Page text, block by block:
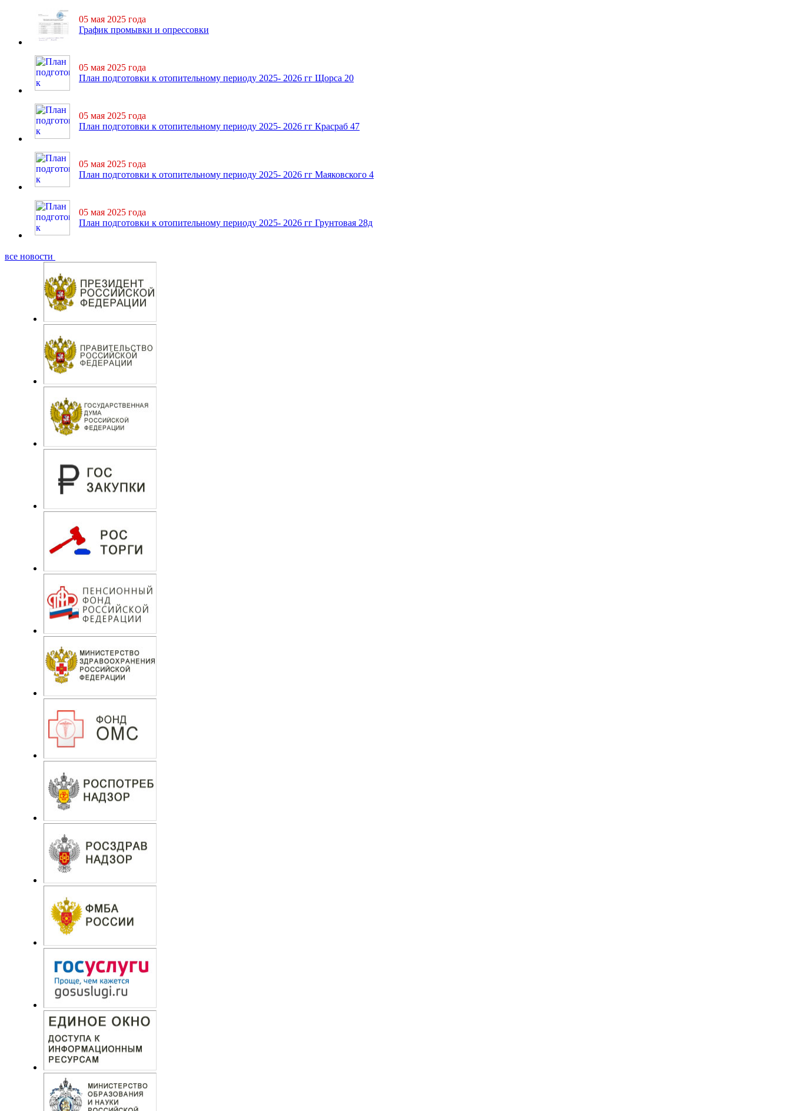
05 мая 2025 года
График промывки и опрессовки
05 мая 2025 года
План подготовки к отопительному периоду 2025- 2026 гг Щорса 20
05 мая 2025 года
План подготовки к отопительному периоду 2025- 2026 гг Красраб 47
05 мая 2025 года
План подготовки к отопительному периоду 2025- 2026 гг Маяковского 4
05 мая 2025 года
План подготовки к отопительному периоду 2025- 2026 гг Грунтовая 28д
все новости